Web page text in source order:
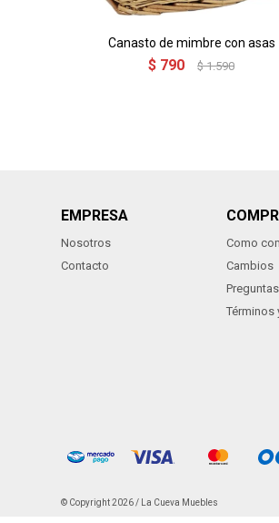
Canasto de mimbre con asas
$ 790 $ 1.590
EMPRESA
Nosotros
Contacto
Como
Cambios
Términos
© Copyright 2026 / La Cueva Muebles